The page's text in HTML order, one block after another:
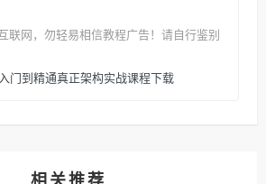
联网，勿轻易相信教程广告！请自行鉴别
门到精通真正架构实战课程下载